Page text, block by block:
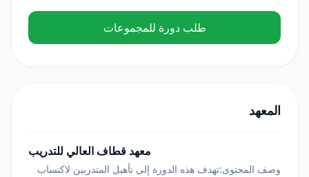
طلب دورة للمجموعات
المعهد
معهد قطاف العالي للتدريب
وصف المحتوى:تهدف هذه الدورة إلى تأهيل المتدربين لاكتساب